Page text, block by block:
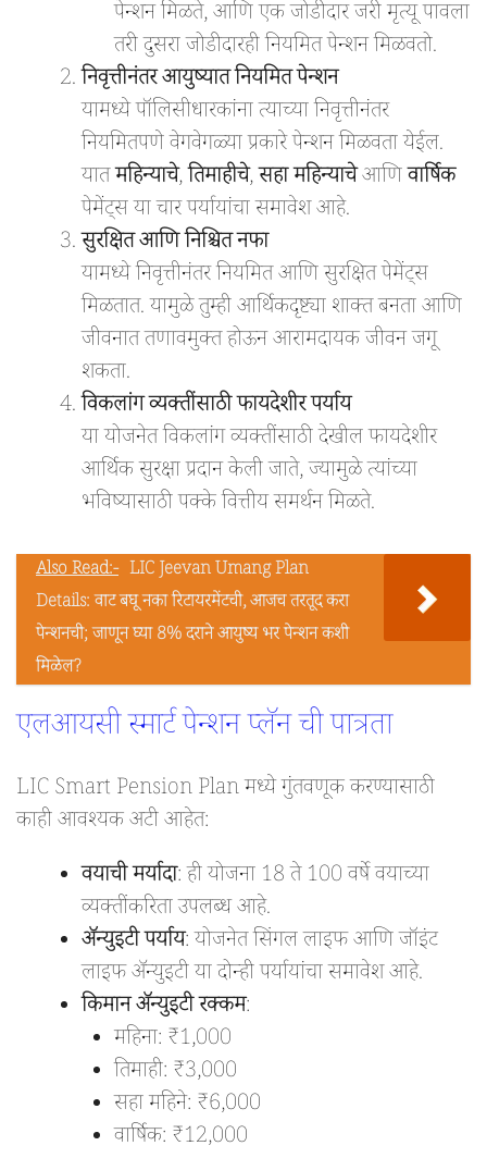
पेन्शन मिळते, आणि एक जोडीदार जरी मृत्यू पावला
तरी दुसरा जोडीदारही नियमित पेन्शन मिळवतो.
निवृत्तीनंतर आयुष्यात नियमित पेन्शन
यामध्ये पॉलिसीधारकांना त्याच्या निवृत्तीनंतर
नियमितपणे वेगवेगळ्या प्रकारे पेन्शन मिळवता येईल.
यातमहिन्याचे,तिमाहीचे,सहा महिन्याचेआणिवार्षिक
पेमेंट्स या चार पर्यायांचा समावेश आहे.
सुरक्षित आणि निश्चित नफा
यामध्ये निवृत्तीनंतर नियमित आणि सुरक्षित पेमेंट्स
मिळतात. यामुळे तुम्ही आर्थिकदृष्ट्या शाक्त बनता आणि
जीवनात तणावमुक्त होऊन आरामदायक जीवन जगू
शकता.
विकलांग व्यक्तींसाठी फायदेशीर पर्याय
या योजनेत विकलांग व्यक्तींसाठी देखील फायदेशीर
आर्थिक सुरक्षा प्रदान केली जाते, ज्यामुळे त्यांच्या
भविष्यासाठी पक्के वित्तीय समर्थन मिळते.
Also Read:- LIC Jeevan Umang Plan
Details: वाट बघू नका रिटायरमेंटची, आजच तरतूद करा
पेन्शनची; जाणून घ्या 8% दराने आयुष्य भर पेन्शन कशी
मिळेल?
एलआयसी स्मार्ट पेन्शन प्लॅन ची पात्रता
LIC Smart Pension Plan मध्ये गुंतवणूक करण्यासाठी
काही आवश्यक अटी आहेत:
वयाची मर्यादा: ही योजना 18 ते 100 वर्षे वयाच्या
व्यक्तींकरिता उपलब्ध आहे.
अ‍ॅन्युइटी पर्याय: योजनेत सिंगल लाइफ आणि जॉइंट
लाइफ अ‍ॅन्युइटी या दोन्ही पर्यायांचा समावेश आहे.
किमान अ‍ॅन्युइटी रक्कम:
महिना: ₹1,000
तिमाही: ₹3,000
सहा महिने: ₹6,000
वार्षिक: ₹12,000